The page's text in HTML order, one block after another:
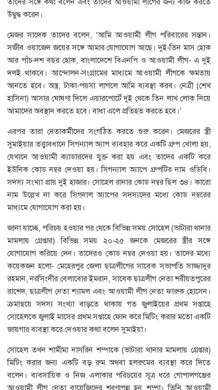
উদ্বুদ্ধ করেন।
মেজর সাদেক তাদের বলেন, ‘আমি আওয়ামী লীগ পরিবারের সন্তান।
সজীব ওয়াজেদ জয়ের সঙ্গে আমার যোগাযোগ আছে। দুই-তিন মাস হোক
আর পাঁচ-দশ বছর হোক, বাংলাদেশে বিএনপি ও আওয়ামী লীগ- এ দুই
দলই থাকবে। আন্দোলন-সংগ্রামের মাধ্যমে আওয়ামী লীগকে ক্ষমতায়
আনতে হবে। অস্ত্র, টাকা-পয়সা লাগলে আমি ব্যবস্থা করব। নেত্রী (শেখ
হাসিনা) আসার ঘোষণা দিলে এয়ারপোর্টে দুই থেকে তিন লাখ লোক নিয়ে
আমাদের অবস্থান করতে হবে। বাধা এলে প্রতিহত করতে হবে।’
এরপর তারা নেতাকর্মীদের সংগঠিত করতে শুরু করেন। মেজরের স্ত্রী
সুমাইয়ার তত্ত্বাবধানে সিগন্যাল অ্যাপ ব্যবহার করে একটি গ্রুপ খোলা হয়,
যেখানে আওয়ামী ক্যাডারদের যুক্ত করা হয় এবং তাদের একটি করে
ইউনিক কোড নম্বর দেওয়া হয়। সিগন্যাল অ্যাপে গ্রুপটির নাম ওডিবি।
সদস্য সংখ্যা প্রায় দুই হাজার। সোহেল রানার কোড নম্বর ছিল ৩৪। কারো
নাম উল্লেখ না করে সিগনাল অ্যাপের সদস্যদের মধ্যে কোড নম্বরের
মাধ্যমে যোগাযোগ করা হয়।
জানা যাচ্ছে, পরিচয় হওয়ার পর থেকে বিভিন্ন সময় সোহেল (ভাটারা থানার
মামলায় গ্রেপ্তার) বিভিন্ন সময় ২০-২৫ জনকে মেজরের স্ত্রীর সঙ্গে
যোগাযোগ করিয়ে দেন। তাদেরও কোড নম্বর দেওয়া হয়। তাদের মধ্যে
কয়েকজন হলো- মেহেরপুর জেলা ছাত্রলীগের সাবেক সভাপতি সাজ্জাদুর
রহমান, নরসিংদীর বেলাবোর ইমরান, সাবেক ছাত্রলীগ নেতা শরীয়তপুরের
রাশেদ, ছাত্রলীগ নেতা শ্যামল এবং আওয়ামী লীগ নেতা ফারুক হোসেন।
ক্রমান্বয়ে সদস্য সংখ্যা বাড়তে থাকায় গত জুলাইয়ের প্রথম সপ্তাহে
সোহেলকে জুলাই মাসের প্রথম সপ্তাহে ফোন করে মিটিং করার মতো একটি
জায়গার ব্যবস্থা করে দেওয়ার কথা বলেন সুমাইয়া।
সোহেল তখন শামীমা নাসরিন শম্পাকে (ভাটারা থানার মামলায় গ্রেপ্তার)
মিটিং করার জন্য একটি বড় রুম অথবা হলরুমের ব্যবস্থা করে দিতে
বলেন। ব্যবসায়িক ও নিজ এলাকার পরিচয়ের সূত্র ধরে গোপালগঞ্জের
আওয়ামী লীগ নেতা বায়েজিদের শরণাপন্ন হন শম্পা। তিনি আওয়ামী